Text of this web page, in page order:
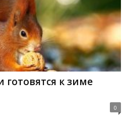
готовятся к зиме
0